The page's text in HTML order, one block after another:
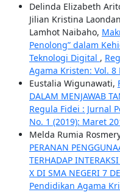
Delinda Elizabeth
Jilian Kristina
Lamhot Naibaho,
Penolong” dalam
Teknologi Digital ,
Agama Kristen: Vol.
Eustalia Wigunawati,
DALAM MENJAWAB
Regula Fidei : Jurnal
No. 1 (2019): Maret
Melda Rumia
PERANAN
TERHADAP
X DI SMA NEGERI 7
Pendidikan Agama